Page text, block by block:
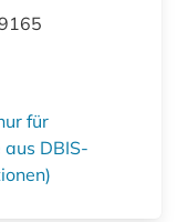
für
DBIS-